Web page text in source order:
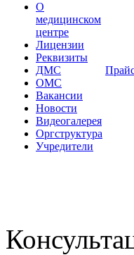
О
медицинском
центре
Лицензии
Реквизиты
ДМС
ОМС
Вакансии
Новости
Видеогалерея
Оргструктура
Учредители